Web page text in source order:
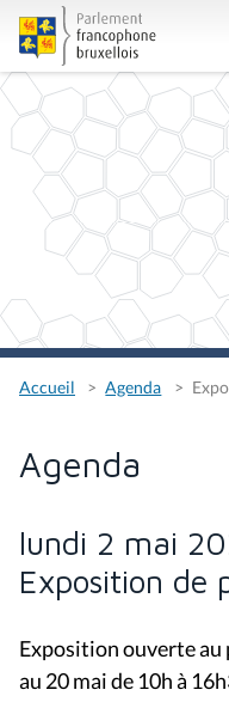
Accueil Agenda
Agenda
lundi 2 mai
Exposition de
Exposition ouverte au
au 20 mai de 10h à